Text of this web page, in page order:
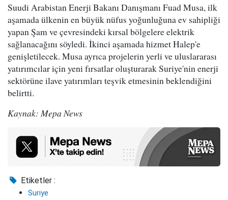
Suudi Arabistan Enerji Bakanı Danışmanı Fuad Musa, ilk
aşamada ülkenin en büyük nüfus yoğunluğuna ev sahipliği
yapan Şam ve çevresindeki kırsal bölgelere elektrik
sağlanacağını söyledi. İkinci aşamada hizmet Halep'e
genişletilecek. Musa ayrıca projelerin yerli ve uluslararası
yatırımcılar için yeni fırsatlar oluşturarak Suriye'nin enerji
sektörüne ilave yatırımları teşvik etmesinin beklendiğini
belirtti.
Kaynak: Mepa News
Etiketler :
Suriye